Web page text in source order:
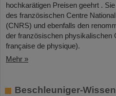
hochkarätigen Preisen geehrt .
des französischen Centre
(CNRS) und ebenfalls den
der französischen physikalischen
française de physique).
Mehr »
Beschleuniger-